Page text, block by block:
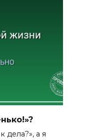
дела?», а я